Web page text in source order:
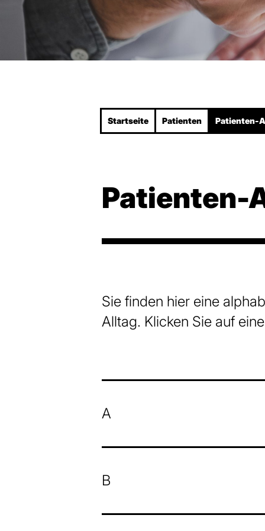
Startseite Patienten Patienten-
Patienten-
Sie finden hier eine
Alltag. Klicken Sie auf
A
B